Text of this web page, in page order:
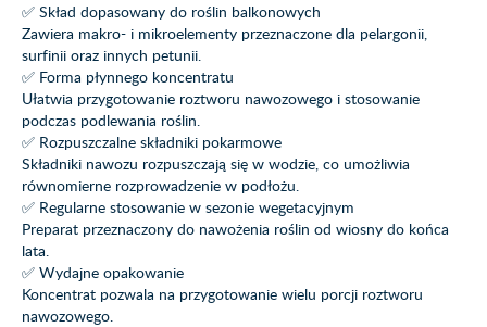
✅ Skład dopasowany do roślin balkonowych
Zawiera makro- i mikroelementy przeznaczone dla pelargonii,
surfinii oraz innych petunii.
✅ Forma płynnego koncentratu
Ułatwia przygotowanie roztworu nawozowego i stosowanie
podczas podlewania roślin.
✅ Rozpuszczalne składniki pokarmowe
Składniki nawozu rozpuszczają się w wodzie, co umożliwia
równomierne rozprowadzenie w podłożu.
✅ Regularne stosowanie w sezonie wegetacyjnym
Preparat przeznaczony do nawożenia roślin od wiosny do końca
lata.
✅ Wydajne opakowanie
Koncentrat pozwala na przygotowanie wielu porcji roztworu
nawozowego.